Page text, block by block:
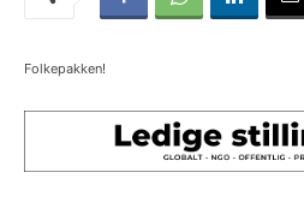
Folkepakken!